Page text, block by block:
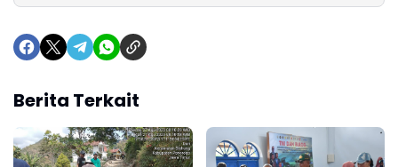
Berita Terkait